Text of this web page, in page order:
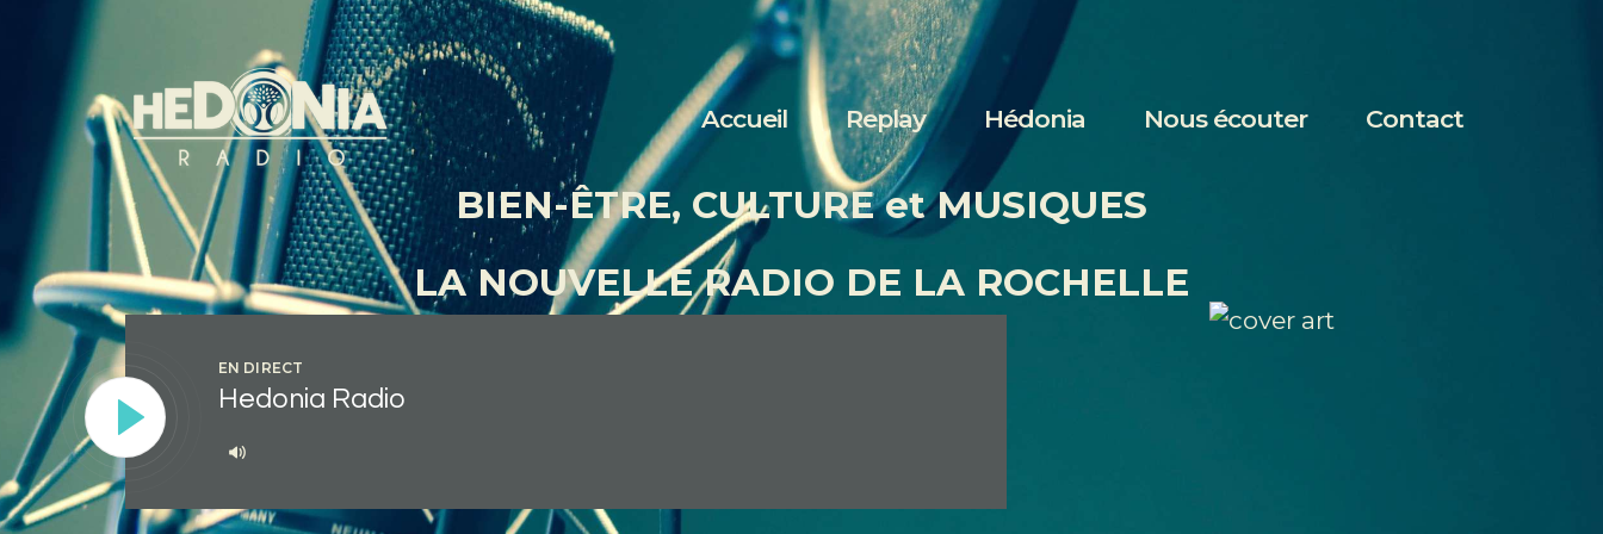
Accueil Replay Hédonia Nous écouter Contact
BIEN-ÊTRE, CULTURE et MUSIQUES
LA NOUVELLE RADIO DE LA ROCHELLE
EN DIRECT
Hedonia Radio
Lecteur
Accueil
Replay
Hédonia
Nous écouter